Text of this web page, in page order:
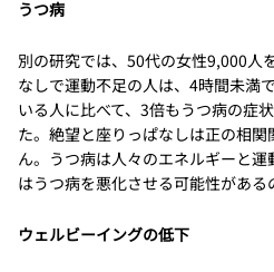
うつ病
別の研究では、50代の女性9,000人
なしで運動不足の人は、4時間未満
いる人に比べて、3倍もうつ病の症
た。絶望と座りっぱなしは正の相
ん。うつ病は人々のエネルギーと
はうつ病を悪化させる可能性がある
ウェルビーイングの低下